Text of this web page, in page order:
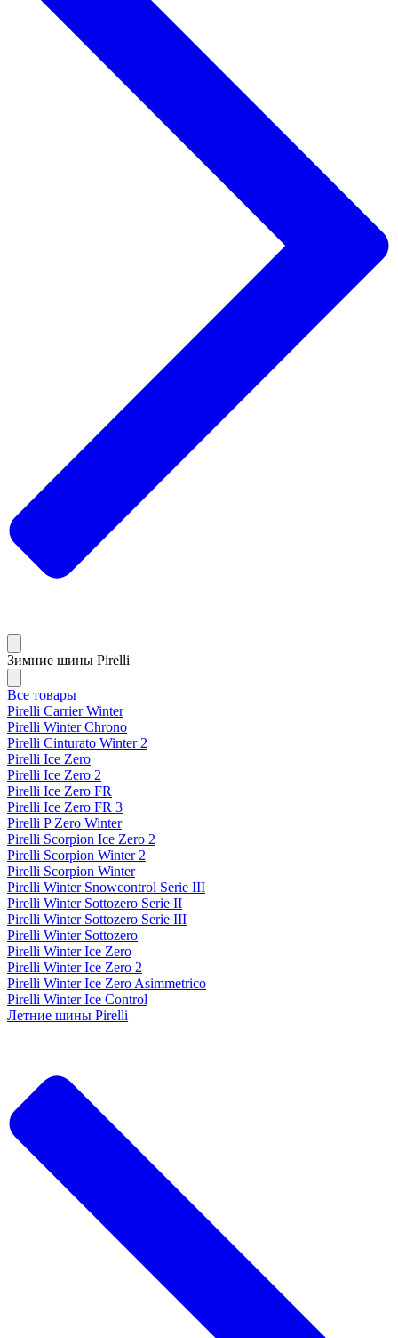
Зимние шины Pirelli
Все товары
Pirelli Carrier Winter
Pirelli Winter Chrono
Pirelli Cinturato Winter 2
Pirelli Ice Zero
Pirelli Ice Zero 2
Pirelli Ice Zero FR
Pirelli Ice Zero FR 3
Pirelli P Zero Winter
Pirelli Scorpion Ice Zero 2
Pirelli Scorpion Winter 2
Pirelli Scorpion Winter
Pirelli Winter Snowcontrol Serie III
Pirelli Winter Sottozero Serie II
Pirelli Winter Sottozero Serie III
Pirelli Winter Sottozero
Pirelli Winter Ice Zero
Pirelli Winter Ice Zero 2
Pirelli Winter Ice Zero Asimmetrico
Pirelli Winter Ice Control
Летние шины Pirelli